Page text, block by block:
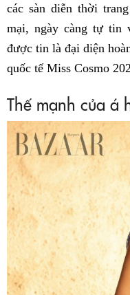
các sàn diễn thời
mại, ngày càng tự tin
được tin là đại diện
quốc tế Miss Cosmo
Thế mạnh của á